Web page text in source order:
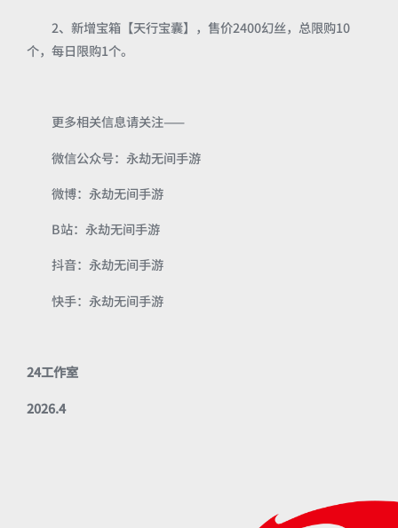
2、新增宝箱【天行宝囊】，售价2400幻丝，总限购10
个，每日限购1个。
更多相关信息请关注——
微信公众号：永劫无间手游
微博：永劫无间手游
B站：永劫无间手游
抖音：永劫无间手游
快手：永劫无间手游
24工作室
2026.4